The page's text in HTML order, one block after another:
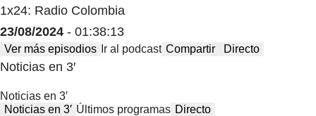
1x24: Radio Colombia
23/08/2024 - 01:38:13
Ver más episodios Ir al podcast Compartir Directo
Noticias en 3′
Noticias en 3′
Noticias en 3′ Últimos programas Directo